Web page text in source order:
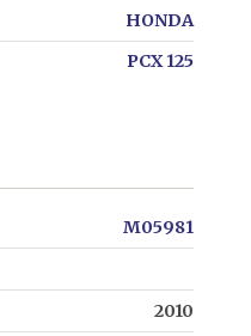
HONDA
PCX 125
M05981
2010